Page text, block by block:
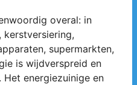
overal: in
supermarkten,
is wijdverspreid en
energiezuinige en